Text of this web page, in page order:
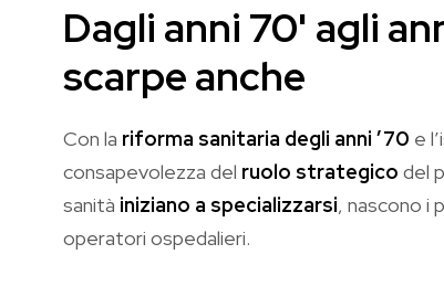
Dagli anni 70' agli
scarpe anche
Con la riforma sanitaria degli anni ’70 e
consapevolezza del ruolo strategico del
sanità iniziano a specializzarsi, nascono i
operatori ospedalieri.